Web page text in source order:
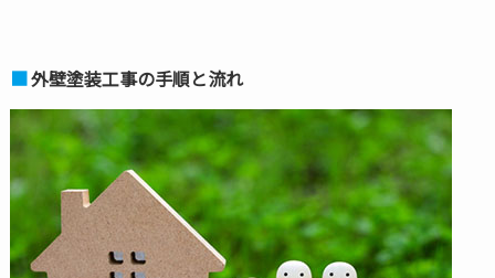
外壁塗装工事の手順と流れ